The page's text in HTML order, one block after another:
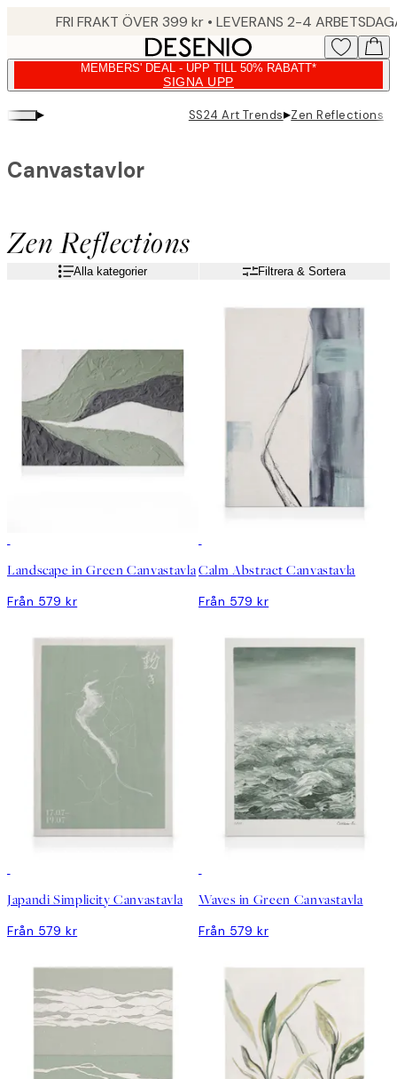
FRI FRAKT ÖVER 399 kr • LEVERANS 2-4
MEMBERS' DEAL - UPP TILL 50% RABATT*
SIGNA UPP
▸ SS24 Art Trends▸Zen Reflections
Zen Reflections
Canvastavlor
Alla kategorier Filtrera & Sortera
Landscape in Green Canvastavla
Från 579 kr
Calm Abstract Canvastavla
Från 579 kr
Japandi Simplicity Canvastavla
Från 579 kr
Waves in Green Canvastavla
Från 579 kr